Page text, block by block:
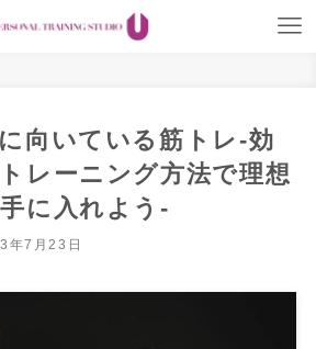
向いている筋トレ-効
レーニング方法で理想
に入れよう-
年7月23日